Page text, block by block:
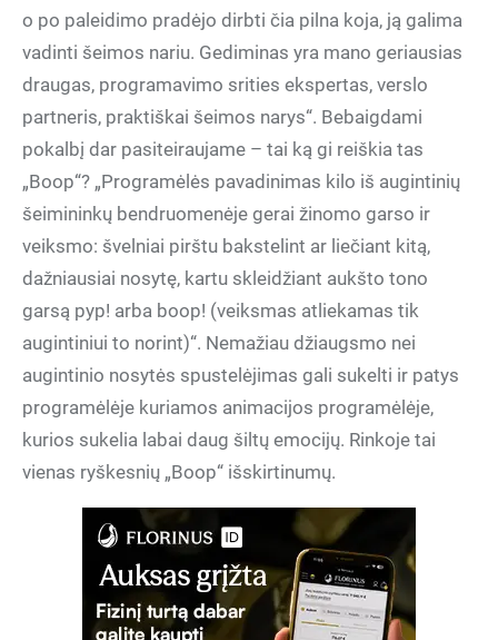
o po paleidimo pradėjo dirbti čia pilna koja, ją galima
vadinti šeimos nariu. Gediminas yra mano geriausias
draugas, programavimo srities ekspertas, verslo
partneris, praktiškai šeimos narys“. Bebaigdami
pokalbį dar pasiteiraujame – tai ką gi reiškia tas
„Boop“? „Programėlės pavadinimas kilo iš augintinių
šeimininkų bendruomenėje gerai žinomo garso ir
veiksmo: švelniai pirštu bakstelint ar liečiant kitą,
dažniausiai nosytę, kartu skleidžiant aukšto tono
garsą pyp! arba boop! (veiksmas atliekamas tik
augintiniui to norint)“. Nemažiau džiaugsmo nei
augintinio nosytės spustelėjimas gali sukelti ir patys
programėlėje kuriamos animacijos programėlėje,
kurios sukelia labai daug šiltų emocijų. Rinkoje tai
vienas ryškesnių „Boop“ išskirtinumų.